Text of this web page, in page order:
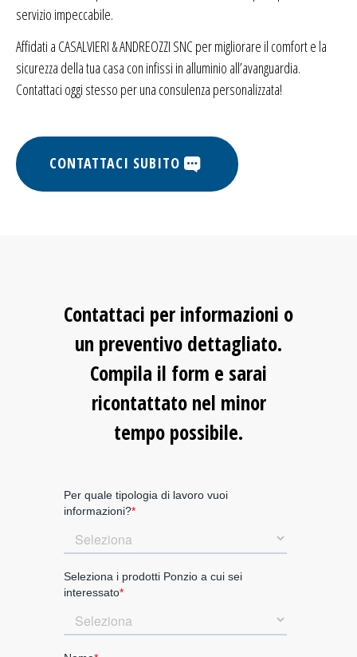
servizio impeccabile.
Affidati a CASALVIERI & ANDREOZZI SNC per migliorare il comfort e la
sicurezza della tua casa con infissi in alluminio all’avanguardia.
Contattaci oggi stesso per una consulenza personalizzata!
CONTATTACI SUBITO
Contattaci per informazioni o
un preventivo dettagliato.
Compila il form e sarai
ricontattato nel minor
tempo possibile.